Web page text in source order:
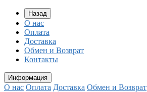
Назад
О нас
Оплата
Доставка
Обмен и Возврат
Контакты
Информация
О нас Оплата Доставка Обмен и Возврат